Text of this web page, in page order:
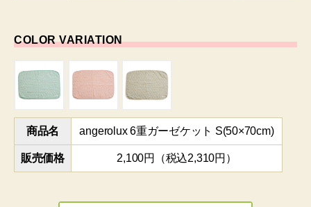
COLOR VARIATION
商品名 angerolux 6重ガーゼケット S(50×70cm)
販売価格 2,100円（税込2,310円）